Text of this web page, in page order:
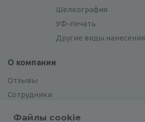
Шелкография
УФ-печать
Другие виды нанесения
О компании
Отзывы
Сотрудники
Файлы cookie